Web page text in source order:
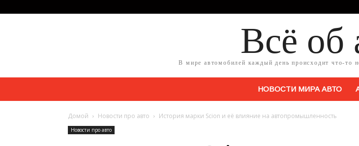
Всё об
В мире автомобилей каждый день происходит что-то
НОВОСТИ МИРА АВТО
Домой Новости про авто История марки Scion и её влияние на автопромышленность
Новости про авто